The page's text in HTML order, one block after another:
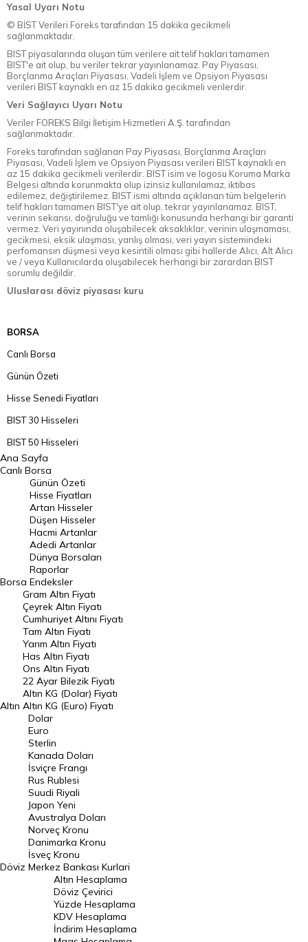
Yasal Uyarı Notu
© BİST Verileri Foreks tarafından 15 dakika gecikmeli
sağlanmaktadır.
BIST piyasalarında oluşan tüm verilere ait telif hakları tamamen
BIST'e ait olup, bu veriler tekrar yayınlanamaz. Pay Piyasası,
Borçlanma Araçları Piyasası, Vadeli İşlem ve Opsiyon Piyasası
verileri BIST kaynaklı en az 15 dakika gecikmeli verilerdir.
Veri Sağlayıcı Uyarı Notu
Veriler FOREKS Bilgi İletişim Hizmetleri A.Ş. tarafından
sağlanmaktadır.
Foreks tarafından sağlanan Pay Piyasası, Borçlanma Araçları
Piyasası, Vadeli İşlem ve Opsiyon Piyasası verileri BIST kaynaklı en
az 15 dakika gecikmeli verilerdir. BIST isim ve logosu Koruma Marka
Belgesi altında korunmakta olup izinsiz kullanılamaz, iktibas
edilemez, değiştirilemez. BIST ismi altında açıklanan tüm belgelerin
telif hakları tamamen BIST'ye ait olup, tekrar yayınlanamaz. BIST,
verinin sekansı, doğruluğu ve tamlığı konusunda herhangi bir garanti
vermez. Veri yayınında oluşabilecek aksaklıklar, verinin ulaşmaması,
gecikmesi, eksik ulaşması, yanlış olması, veri yayın sistemindeki
perfomansın düşmesi veya kesintili olması gibi hallerde Alıcı, Alt Alıcı
ve / veya Kullanıcılarda oluşabilecek herhangi bir zarardan BIST
sorumlu değildir.
Uluslarası döviz piyasası kuru
BORSA
Canlı Borsa
Günün Özeti
Hisse Senedi Fiyatları
BIST 30 Hisseleri
BIST 50 Hisseleri
BIST 100 Hisseleri
En Çok Artan Hisseler
En Çok Düşen Hisseler
Hacmi Artanlar
Geçmiş Kapanışlar
Dünya Borsaları
Raporlar
Endeksler
DÖVİZ
Döviz Kuru
Dolar Kuru
Euro Kuru
Pound Kuru
Frank Kuru
Riyal Kuru
Avustralya Doları
Danimarka Kronu Kuru
Kanada Doları Kuru
Norveç Kronu Kuru
İsveç Kronu Kuru
Japon Yeni Kuru
Serbest Piyasa Döviz Kurları
Ana Sayfa
Canlı Borsa
Borsa
Günün Özeti
Hisse Fiyatları
Artan Hisseler
Düşen Hisseler
Hacmi Artanlar
Adedi Artanlar
Dünya Borsaları
Raporlar
Endeksler
Altın
Gram Altın Fiyatı
Çeyrek Altın Fiyatı
Cumhuriyet Altını Fiyatı
Tam Altın Fiyatı
Yarım Altın Fiyatı
Has Altın Fiyatı
Ons Altın Fiyatı
22 Ayar Bilezik Fiyatı
Altın KG (Dolar) Fiyatı
Altın KG (Euro) Fiyatı
Döviz
Dolar
Euro
Sterlin
Kanada Doları
İsviçre Frangı
Rus Rublesi
Suudi Riyali
Japon Yeni
Avustralya Doları
Norveç Kronu
Danimarka Kronu
İsveç Kronu
Merkez Bankası Kurlari
Altın Hesaplama
Döviz Çevirici
Yüzde Hesaplama
KDV Hesaplama
İndirim Hesaplama